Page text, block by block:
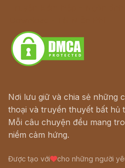
Nơi lưu giữ và chia sẻ những
thoại và truyền thuyết bất hủ
Mỗi câu chuyện đều mang
niềm cảm hứng.
Được tạo với cho những người